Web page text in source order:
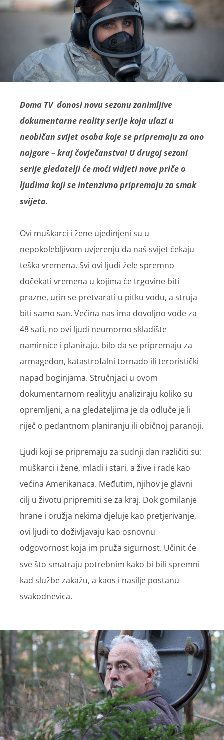
Doma TV donosi novu sezonu zanimljive
dokumentarne reality serije koja ulazi u
neobičan svijet osoba koje se pripremaju za ono
najgore – kraj čovječanstva! U drugoj sezoni
serije gledatelji će moći vidjeti nove priče o
ljudima koji se intenzivno pripremaju za smak
svijeta.
Ovi muškarci i žene ujedinjeni su u
nepokolebljivom uvjerenju da naš svijet čekaju
teška vremena. Svi ovi ljudi žele spremno
dočekati vremena u kojima će trgovine biti
prazne, urin se pretvarati u pitku vodu, a struja
biti samo san. Većina nas ima dovoljno vode za
48 sati, no ovi ljudi neumorno skladište
namirnice i planiraju, bilo da se pripremaju za
armagedon, katastrofalni tornado ili teroristički
napad boginjama. Stručnjaci u ovom
dokumentarnom realityju analiziraju koliko su
opremljeni, a na gledateljima je da odluče je li
riječ o pedantnom planiranju ili običnoj paranoji.
Ljudi koji se pripremaju za sudnji dan različiti su:
muškarci i žene, mladi i stari, a žive i rade kao
većina Amerikanaca. Međutim, njihov je glavni
cilj u životu pripremiti se za kraj. Dok gomilanje
hrane i oružja nekima djeluje kao pretjerivanje,
ovi ljudi to doživljavaju kao osnovnu
odgovornost koja im pruža sigurnost. Učinit će
sve što smatraju potrebnim kako bi bili spremni
kad službe zakažu, a kaos i nasilje postanu
svakodnevica.